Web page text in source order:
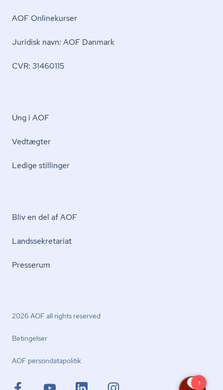
AOF Onlinekurser
Juridisk navn: AOF Danmark
CVR: 31460115
Ung i AOF
Vedtægter
Ledige stillinger
Bliv en del af AOF
Lands­se­kre­ta­ri­at
Presserum
2026 AOF all rights reserved
Betingelser
AOF per­son­da­ta­po­li­tik